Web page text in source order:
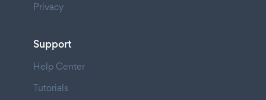
Privacy
Support
Help Center
Tutorials